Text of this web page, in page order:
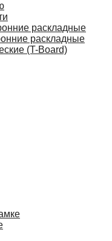
раскладные
раскладные
(T-Board)